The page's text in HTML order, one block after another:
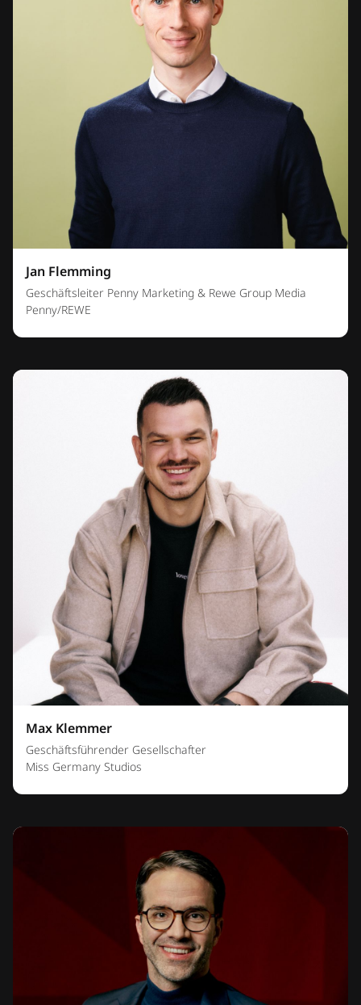
Jan Flemming
Geschäftsleiter Penny Marketing & Rewe Group Media
Penny/REWE
Max Klemmer
Geschäftsführender Gesellschafter
Miss Germany Studios